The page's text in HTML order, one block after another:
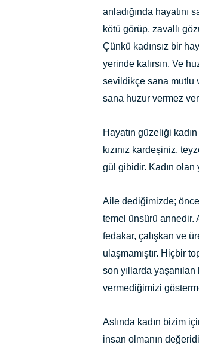
anladığında hayatını
kötü görüp, zavallı
Çünkü kadınsız bir
yerinde kalırsın. Ve
sevildikçe sana mutlu
sana huzur vermez
Hayatın güzeliği
kızınız kardeşiniz,
gül gibidir. Kadın olan
Aile dediğimizde;
temel ünsürü annedir.
fedakar, çalışkan ve
ulaşmamıştır. Hiçbir
son yıllarda
vermediğimizi
Aslında kadın bizim
insan olmanın